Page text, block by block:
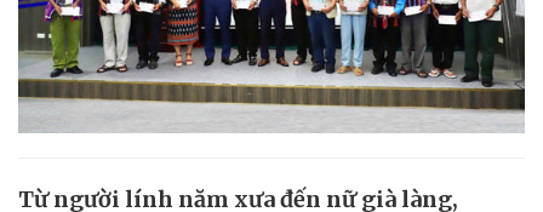
Từ người lính năm xưa đến nữ già làng,